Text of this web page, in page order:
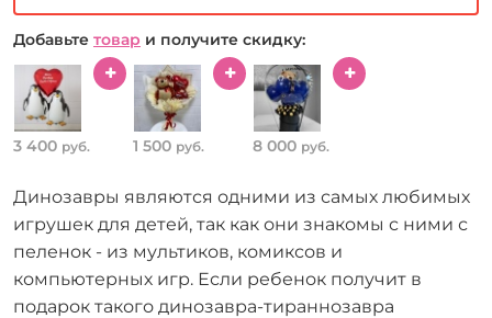
Добавьте товар и получите скидку:
3 400 руб. 1 500 руб. 8 000 руб.
Динозавры являются одними из самых любимых
игрушек для детей, так как они знакомы с ними с
пеленок - из мультиков, комиксов и
компьютерных игр. Если ребенок получит в
подарок такого динозавра-тираннозавра